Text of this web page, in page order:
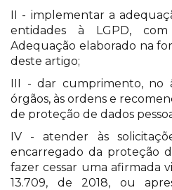
II - implementar a
entidades à LGPD,
Adequação elaborado na
deste artigo;
III - dar cumprimento, no
órgãos, às ordens e
de proteção de dados
IV - atender às
encarregado da proteção
fazer cessar uma afirmada
13.709, de 2018, ou